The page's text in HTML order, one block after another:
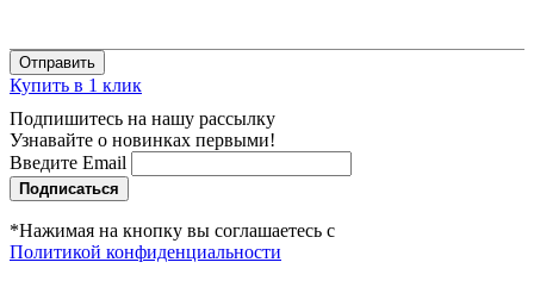
Купить в 1 клик
Подпишитесь на нашу рассылку
Узнавайте о новинках первыми!
Введите Email
Подписаться
*Нажимая на кнопку вы соглашаетесь с
Политикой конфиденциальности